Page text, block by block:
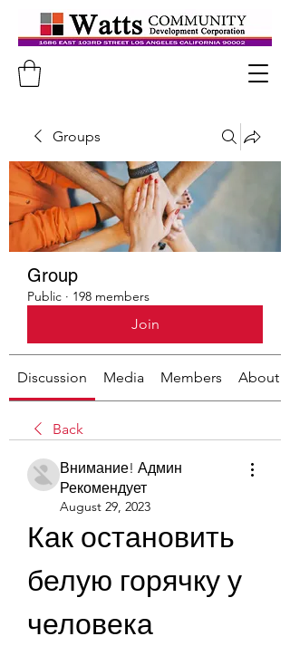
Groups
Group
Public · 198 members
Join
Discussion Media Members About
Back
Внимание! Админ
Рекомендует
August 29, 2023
Как остановить
белую горячку у
человека